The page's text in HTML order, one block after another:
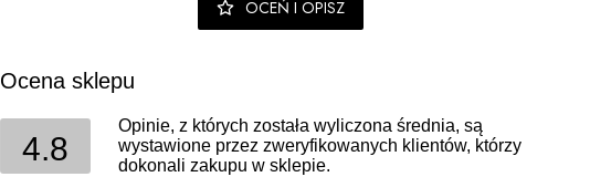
OCEŃ I OPISZ
Ocena sklepu
4.8
Opinie, z których została wyliczona średnia, są
wystawione przez zweryfikowanych klientów, którzy
dokonali zakupu w sklepie.